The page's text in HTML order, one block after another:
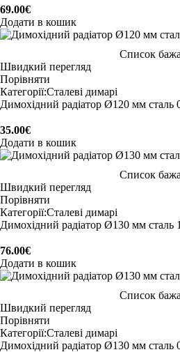
69.00€
Додати в кошик
Список
Швидкий перегляд
Порівняти
Категорії:Сталеві димарі
Димохідний радіатор Ø120 мм сталь
35.00€
Додати в кошик
Список
Швидкий перегляд
Порівняти
Категорії:Сталеві димарі
Димохідний радіатор Ø130 мм сталь
76.00€
Додати в кошик
Список
Швидкий перегляд
Порівняти
Категорії:Сталеві димарі
Димохідний радіатор Ø130 мм сталь